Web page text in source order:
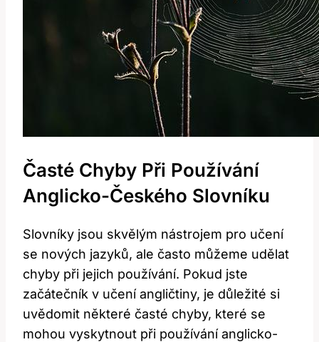
Časté Chyby Při Používání
Anglicko-Českého ⁢slovníku
Slovníky jsou skvělým nástrojem ‍pro‌ učení
se nových jazyků, ⁢ale často můžeme ‌udělat
chyby⁣ při jejich ​používání. Pokud jste
začátečník v učení angličtiny, je důležité⁣ si
uvědomit některé časté chyby, které se
mohou vyskytnout při používání anglicko-